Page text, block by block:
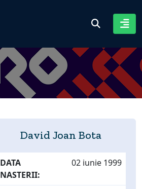
David Joan Bota
DATA
NASTERII:
02 iunie 1999